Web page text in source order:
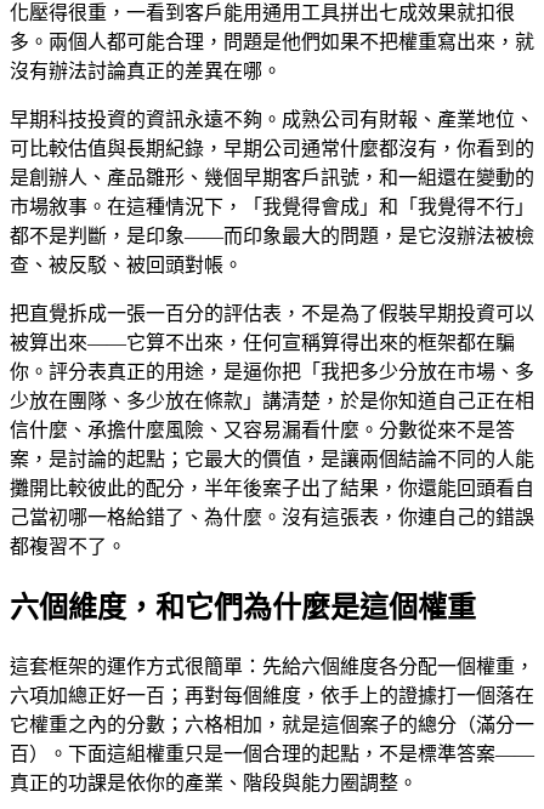
化壓得很重，一看到客戶能用通用工具拼出七成效果就扣很
多。兩個人都可能合理，問題是他們如果不把權重寫出來，就
沒有辦法討論真正的差異在哪。
早期科技投資的資訊永遠不夠。成熟公司有財報、產業地位、
可比較估值與長期紀錄，早期公司通常什麼都沒有，你看到的
是創辦人、產品雛形、幾個早期客戶訊號，和一組還在變動的
市場敘事。在這種情況下，「我覺得會成」和「我覺得不行」
都不是判斷，是印象——而印象最大的問題，是它沒辦法被檢
查、被反駁、被回頭對帳。
把直覺拆成一張一百分的評估表，不是為了假裝早期投資可以
被算出來——它算不出來，任何宣稱算得出來的框架都在騙
你。評分表真正的用途，是逼你把「我把多少分放在市場、多
少放在團隊、多少放在條款」講清楚，於是你知道自己正在相
信什麼、承擔什麼風險、又容易漏看什麼。分數從來不是答
案，是討論的起點；它最大的價值，是讓兩個結論不同的人能
攤開比較彼此的配分，半年後案子出了結果，你還能回頭看自
己當初哪一格給錯了、為什麼。沒有這張表，你連自己的錯誤
都複習不了。
六個維度，和它們為什麼是這個權重
這套框架的運作方式很簡單：先給六個維度各分配一個權重，
六項加總正好一百；再對每個維度，依手上的證據打一個落在
它權重之內的分數；六格相加，就是這個案子的總分（滿分一
百）。下面這組權重只是一個合理的起點，不是標準答案——
真正的功課是依你的產業、階段與能力圈調整。